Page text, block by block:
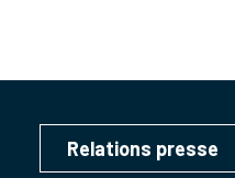
Relations presse